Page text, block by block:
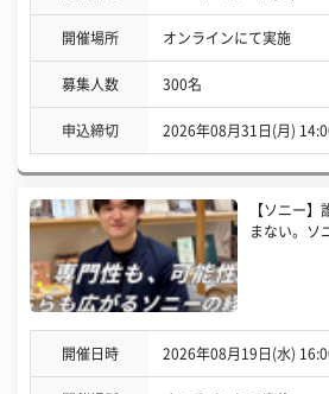
開催場所 オンラインにて実施
募集人数 300名
申込締切 2026年08月31日(月)
【ソニー
まない。ソ
開催日時 2026年08月19日(水)